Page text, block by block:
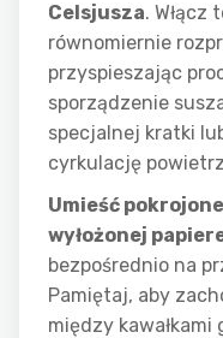
Celsjusza. Włącz
równomiernie
przyspieszając
sporządzenie
specjalnej kratki
cyrkulację
Umieść
wyłożonej
bezpośrednio na
Pamiętaj, aby
między kawałkami